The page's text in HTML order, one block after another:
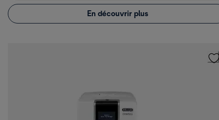
En découvrir plus